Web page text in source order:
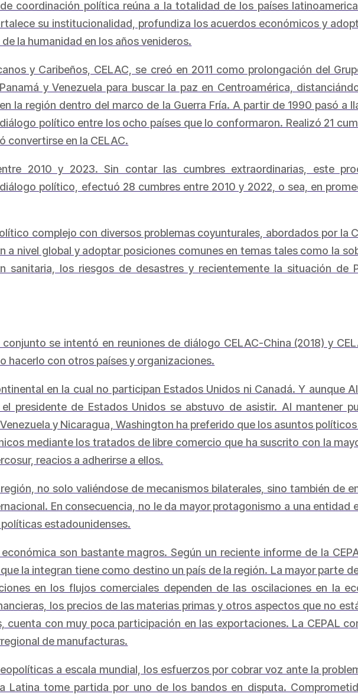
coordinación política reúna a la totalidad de los países
su institucionalidad, profundiza los acuerdos económicos y
la humanidad en los años venideros.
y Caribeños, CELAC, se creó en 2011 como prolongación del
y Venezuela para buscar la paz en Centroamérica,
la región dentro del marco de la Guerra Fría. A partir de 1990 pasó a
político entre los ocho países que lo conformaron. Realizó 21
convertirse en la CELAC.
2010 y 2023. Sin contar las cumbres extraordinarias, este
político, efectuó 28 cumbres entre 2010 y 2022, o sea, en
complejo con diversos problemas coyunturales, abordados por la
a nivel global y adoptar posiciones comunes en temas tales como la
sanitaria, los riesgos de desastres y recientemente la situación de
se intentó en reuniones de diálogo CELAC-China (2018) y
hacerlo con otros países y organizaciones.
en la cual no participan Estados Unidos ni Canadá. Y aunque
presidente de Estados Unidos se abstuvo de asistir. Al mantener
y Nicaragua, Washington ha preferido que los asuntos
mediante los tratados de libre comercio que ha suscrito con la
reacios a adherirse a ellos.
no solo valiéndose de mecanismos bilaterales, sino también de
En consecuencia, no le da mayor protagonismo a una entidad
estadounidenses.
son bastante magros. Según un reciente informe de la
la integran tiene como destino un país de la región. La mayor parte
en los flujos comerciales dependen de las oscilaciones en la
los precios de las materias primas y otros aspectos que no
cuenta con muy poca participación en las exportaciones. La CEPAL
de manufacturas.
a escala mundial, los esfuerzos por cobrar voz ante la
Latina tome partida por uno de los bandos en disputa.